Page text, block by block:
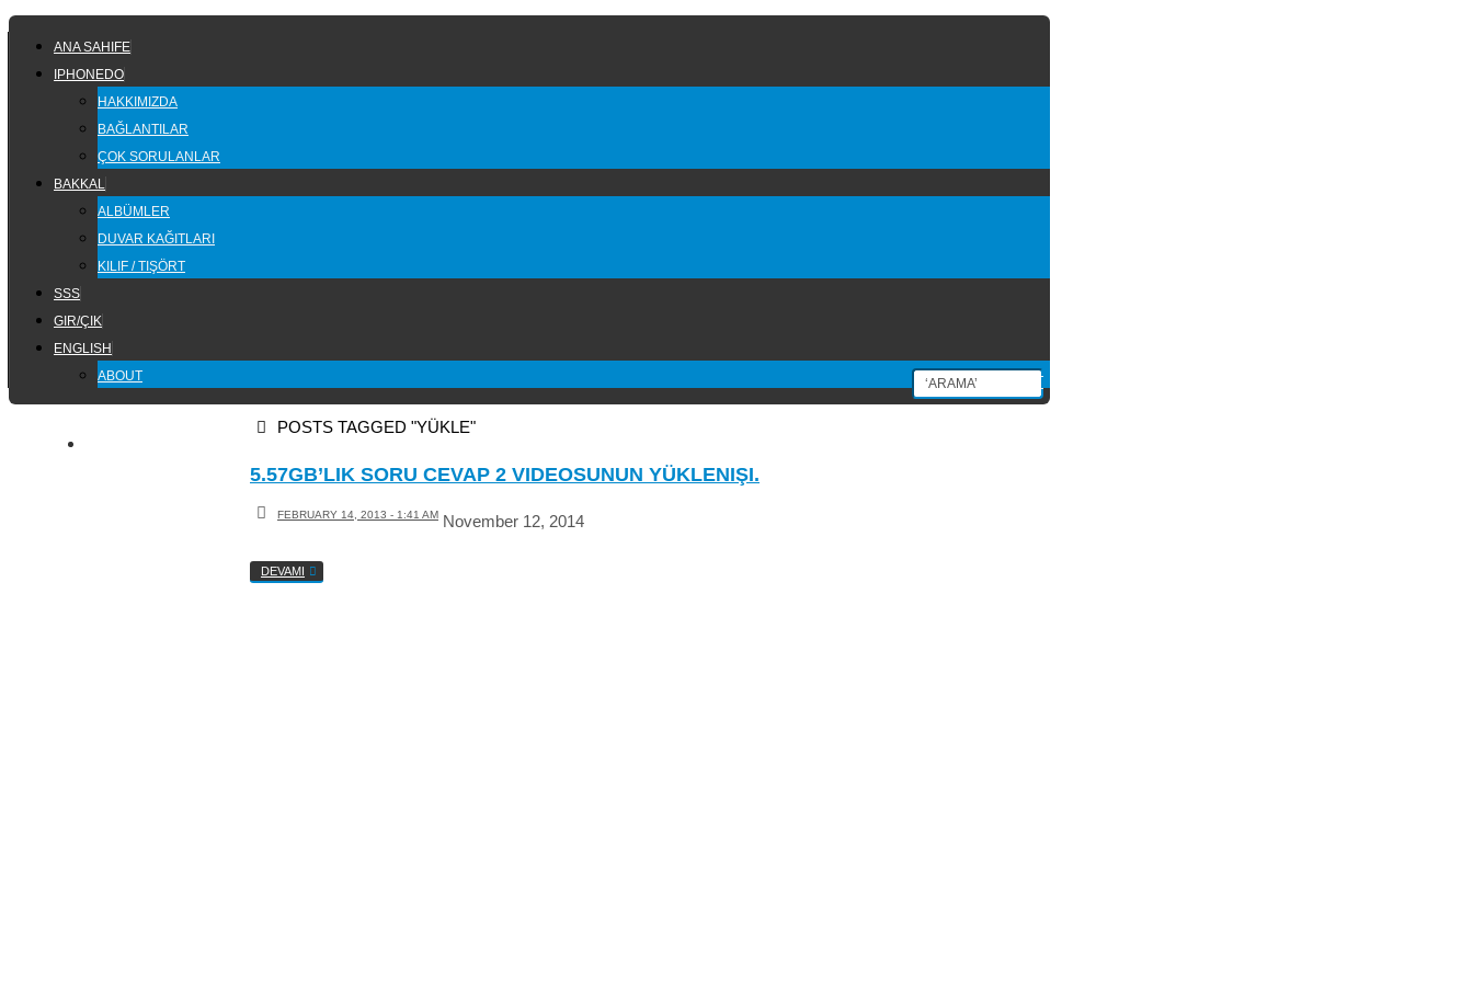
Skip
content
SKIP
CONTENT
ANA SAHIFE
IPHONEDO
HAKKIMIZDA
BAĞLANTILAR
ÇOK SORULANLAR
BAKKAL
ALBÜMLER
DUVAR KAĞITLARI
KILIF / TIŞÖRT
SSS
GIR/ÇIK
ENGLISH
ABOUT
HOMEPOSTS TAGGED "YÜKLE"
5.57GB’LIK SORU CEVAP 2 VIDEOSUNUN YÜKLENIŞI.
FEBRUARY 14, 2013 - 1:41 AM November 12, 2014
DEVAMI